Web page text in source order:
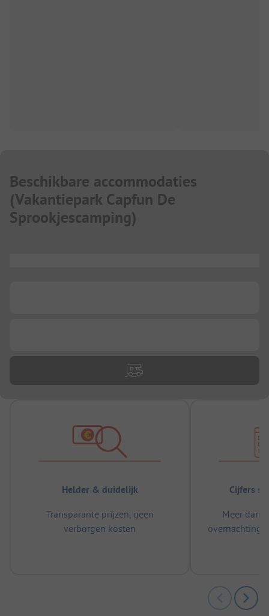
Beschikbare accommodaties
(Vakantiepark Capfun De
Sprookjescamping)
Helder & duidelijk
Transparante prijzen, geen
verborgen kosten
Cijfers
Meer dan